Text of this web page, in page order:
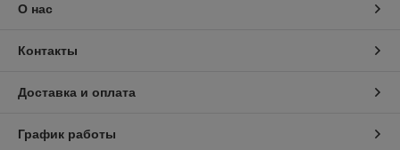
О нас
Контакты
Доставка и оплата
График работы